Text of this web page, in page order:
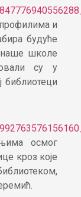
и
будуће
наше школе
су у
осмог
кроз које